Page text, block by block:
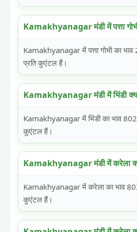
Kamakhyanagar मंडी में पत्ता
Kamakhyanagar में पत्ता गोभी का
प्रति कुएंटल हैं।
Kamakhyanagar मंडी में भिंडी
Kamakhyanagar में भिंडी का भाव
कुएंटल हैं।
Kamakhyanagar मंडी में करेला
Kamakhyanagar में करेला का भाव
कुएंटल हैं।